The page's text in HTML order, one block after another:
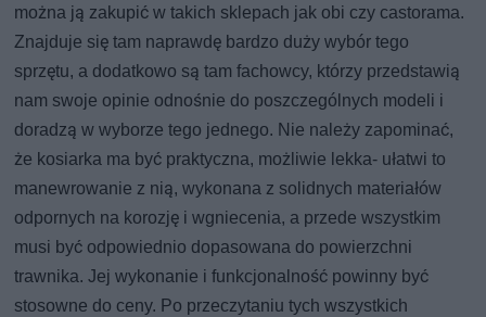
można ją zakupić w takich sklepach jak obi czy castorama.
Znajduje się tam naprawdę bardzo duży wybór tego
sprzętu, a dodatkowo są tam fachowcy, którzy przedstawią
nam swoje opinie odnośnie do poszczególnych modeli i
doradzą w wyborze tego jednego. Nie należy zapominać,
że kosiarka ma być praktyczna, możliwie lekka- ułatwi to
manewrowanie z nią, wykonana z solidnych materiałów
odpornych na korozję i wgniecenia, a przede wszystkim
musi być odpowiednio dopasowana do powierzchni
trawnika. Jej wykonanie i funkcjonalność powinny być
stosowne do ceny. Po przeczytaniu tych wszystkich